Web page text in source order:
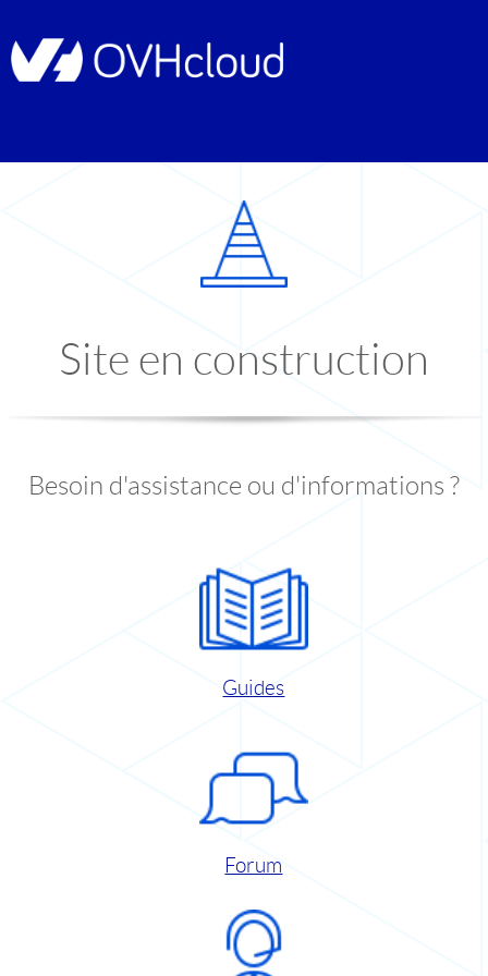
Site en construction
Besoin d'assistance ou d'informations ?
Guides
Forum